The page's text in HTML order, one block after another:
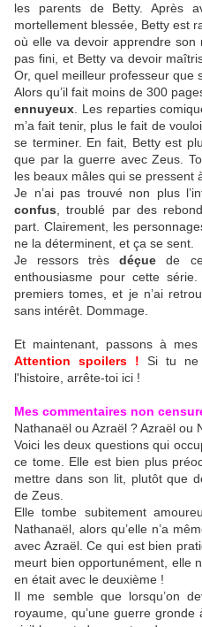
les parents de Betty. Après
mortellement blessée, Betty est
où elle va devoir apprendre son
pas fini, et Betty va devoir
Or, quel meilleur professeur que
Alors qu’il fait moins de 300
ennuyeux . Les reparties
m’a fait tenir, plus le fait de
se terminer. En fait, Betty est
que par la guerre avec Zeus.
les beaux mâles qui se pressent
Je n’ai pas trouvé non plus
confus , troublé par des
part. Clairement, les
ne la déterminent, et ça se sent.
Je ressors trèsdéçue de
enthousiasme pour cette
premiers tomes, et je n’ai
sans intérêt. Dommage.
Et maintenant, passons à mes
Attention spoilers ! Si tu ne
l'histoire, arrête-toi ici !
Mes commentaires non
Nathanaël ou Azraël ? Azraël ou
Voici les deux questions qui
ce tome. Elle est bien plus
mettre dans son lit, plutôt que
de Zeus.
Elle tombe subitement
Nathanaël, alors qu’elle n’a
avec Azraël. Ce qui est bien
meurt bien opportunément, elle
en était avec le deuxième !
Il me semble que lorsqu’on
royaume, qu’une guerre